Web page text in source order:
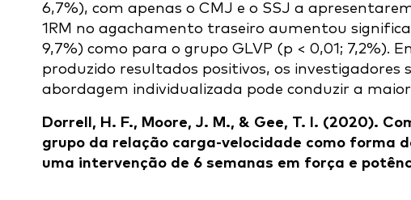
6,7%), com apenas o CMJ e o SSJ a
1RM no agachamento traseiro aumentou
9,7%) como para o grupo GLVP (p < 0,01; 7,2%).
produzido resultados positivos, os
abordagem individualizada pode conduzir a
Dorrell, H. F., Moore, J. M., & Gee, T. I. (2020).
grupo da relação carga-velocidade como forma
uma intervenção de 6 semanas em força e